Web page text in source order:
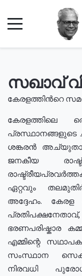
സഖാവ്
കേരളത്തിൻറെ
കേരളത്തിലെ
പ്രസ്ഥാനങ്ങളുടെ
ശങ്കരൻ
ജനകീയ
ഏറ്റവും
അദ്ദേഹം. കേരള
ഭരണപരിഷ്കാര
എമ്മിന്റെ
സംസ്ഥാന
നിരവധി